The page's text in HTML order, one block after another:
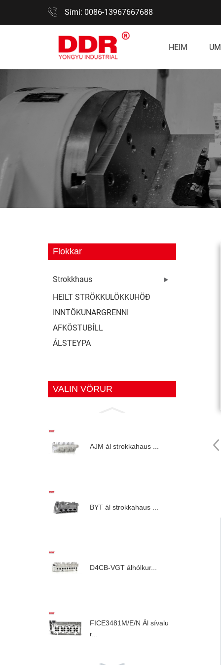
Sími: 0086-13967667688
HEIM
Flokkar
Strokkhaus
HEILT STRÖKKULÖKKUHÖÐ
INNTÖKUNARGRENNI
AFKÖSTUBÍLL
ÁLSTEYPA
VALIN VÖRUR
AJM ál strokkahaus ...
BYT ál strokkahaus ...
D4CB-VGT álhólkur...
FICE3481M/E/N Ál sívalu
r...